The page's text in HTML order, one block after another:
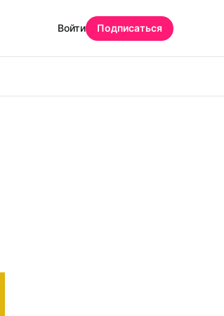
Войти Подписаться